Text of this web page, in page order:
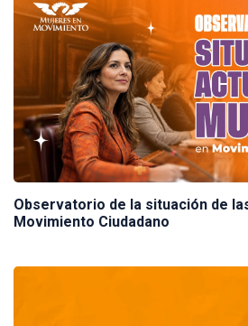
Observatorio de la situación de
Movimiento Ciudadano